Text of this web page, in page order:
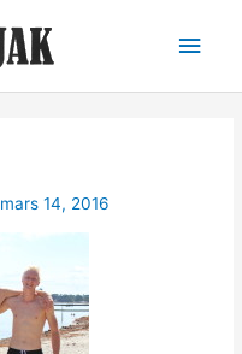
mars 14, 2016